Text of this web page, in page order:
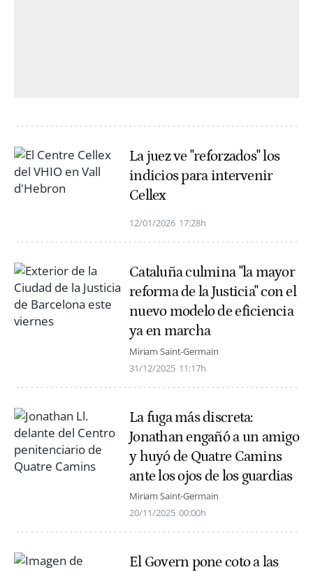
La juez ve "reforzados" los
indicios para intervenir
Cellex
12/01/2026 17:28h
Cataluña culmina "la mayor
reforma de la Justicia" con el
nuevo modelo de eficiencia
ya en marcha
Miriam Saint-Germain
31/12/2025 11:17h
La fuga más discreta:
Jonathan engañó a un amigo
y huyó de Quatre Camins
ante los ojos de los guardias
Miriam Saint-Germain
20/11/2025 00:00h
El Govern pone coto a las